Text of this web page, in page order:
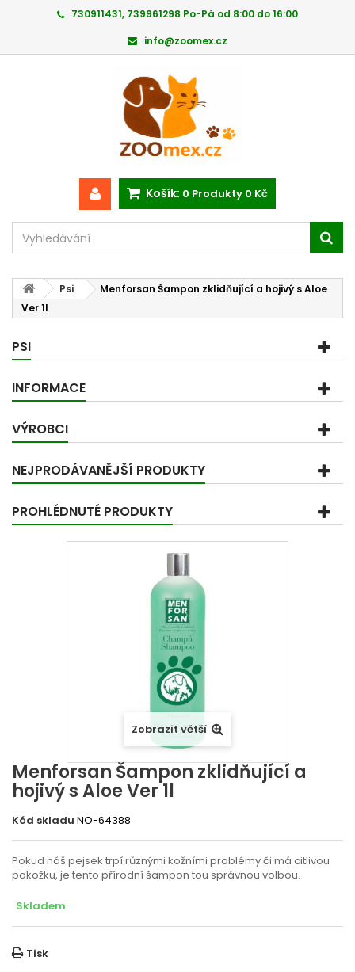
730911431, 739961298 Po-Pá od 8:00 do 16:00
info@zoomex.cz
Košík: 0 Produkty 0 Kč
Psi
Menforsan Šampon zklidňující a hojivý s Aloe
Ver 1l
PSI
INFORMACE
VÝROBCI
NEJPRODÁVANĚJŠÍ PRODUKTY
PROHLÉDNUTÉ PRODUKTY
Zobrazit větší
Menforsan Šampon zklidňující a
hojivý s Aloe Ver 1l
Kód skladu NO-64388
Pokud náš pejsek trpí různými kožními problémy či má citlivou
pokožku, je tento přírodní šampon tou správnou volbou.
Skladem
Tisk